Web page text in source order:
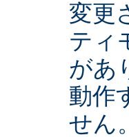
変更
ティ
があ
動作
せん。